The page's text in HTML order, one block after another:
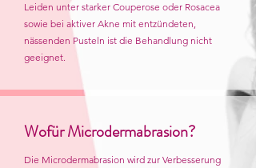
Leiden unter starker Couperose oder Rosacea
sowie bei aktiver Akne mit entzündeten,
nässenden Pusteln ist die Behandlung nicht
geeignet.
Wofür Microdermabrasion?
Die Microdermabrasion wird zur Verbesserung